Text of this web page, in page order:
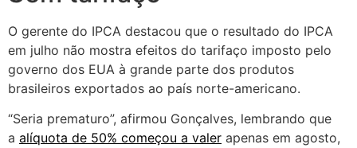
O gerente do IPCA destacou que o resultado do IPCA
em julho não mostra efeitos do tarifaço imposto pelo
governo dos EUA à grande parte dos produtos
brasileiros exportados ao país norte-americano.
“Seria prematuro”, afirmou Gonçalves, lembrando que
a alíquota de 50% começou a valer apenas em agosto,